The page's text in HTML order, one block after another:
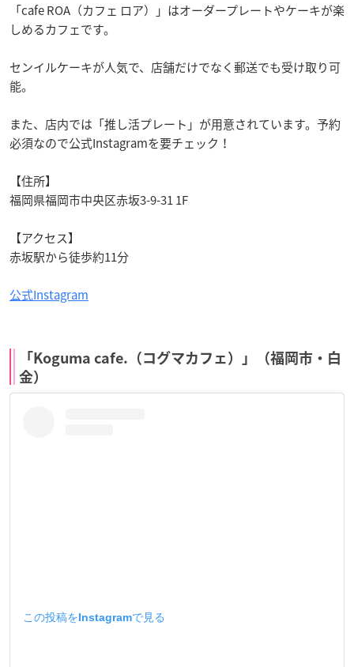
「cafe ROA（カフェ ロア）」はオーダープレートやケーキが楽
しめるカフェです。
センイルケーキが人気で、店舗だけでなく郵送でも受け取り可
能。
また、店内では「推し活プレート」が用意されています。予約
必須なので公式Instagramを要チェック！
【住所】
福岡県福岡市中央区赤坂3-9-31 1F
【アクセス】
赤坂駅から徒歩約11分
公式Instagram
「Koguma cafe.（コグマカフェ）」（福岡市・白
金）
この投稿をInstagramで見る